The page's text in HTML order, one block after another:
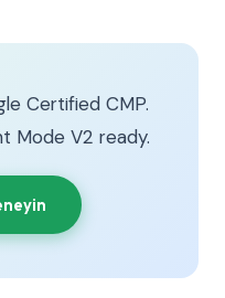
Certified CMP.
Mode V2 ready.